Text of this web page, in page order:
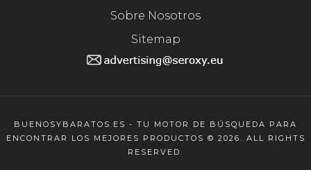
Sobre Nosotros
Sitemap
BUENOSYBARATOS.ES - TU MOTOR DE BÚSQUEDA PARA
ENCONTRAR LOS MEJORES PRODUCTOS © 2026. ALL RIGHTS
RESERVED.